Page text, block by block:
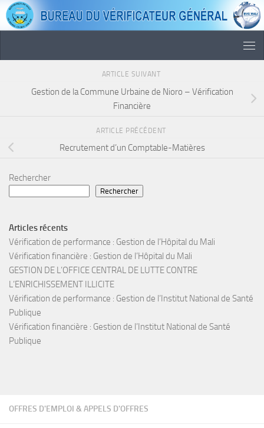
Skip to content
OFFRES D'EMPLOI & APPELS D'OFFRES
ARTICLE SUIVANT
Gestion de la Commune Urbaine de Nioro – Vérification
Financière
ARTICLE PRÉCÉDENT
Recrutement d’un Comptable-Matières
Rechercher
Rechercher
Articles récents
Vérification de performance : Gestion de l’Hôpital du Mali
Vérification financière : Gestion de l’Hôpital du Mali
GESTION DE L’OFFICE CENTRAL DE LUTTE CONTRE
L’ENRICHISSEMENT ILLICITE
Vérification de performance : Gestion de l’Institut National de Santé
Publique
Vérification financière : Gestion de l’Institut National de Santé
Publique